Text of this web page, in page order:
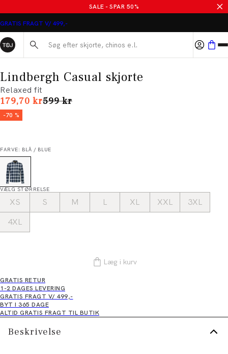
SALE - SPAR 50%
GRATIS FRAGT V/ 499,-
Søg her...
Lindbergh Casual skjorte
Relaxed fit
179,70 krI alt (uden rabat)
599 kr
-70 %
FARVE: BLÅ / BLUE
VÆLG STØRRELSE
XS S M L XL XXL
3XL
4XL
Læg i kurv
GRATIS RETUR
1-2 DAGES LEVERING
GRATIS FRAGT V/ 499,-
BYT I 365 DAGE
ALTID GRATIS FRAGT TIL BUTIK
Beskrivelse